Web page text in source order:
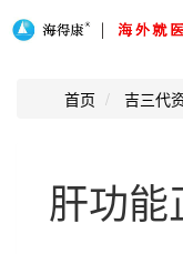
首页 吉三代
肝功能